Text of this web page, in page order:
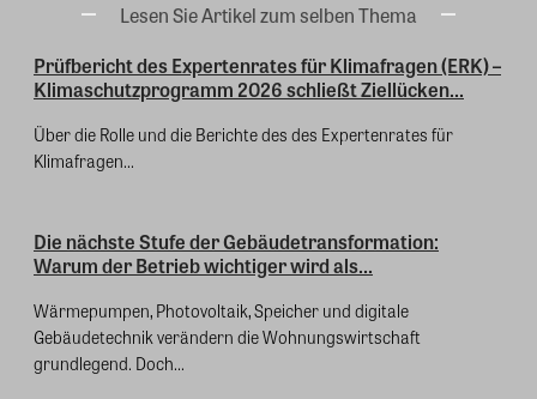
Lesen Sie Artikel zum selben Thema
Prüfbericht des Expertenrates für Klimafragen (ERK) –
Klimaschutzprogramm 2026 schließt Ziellücken...
Über die Rolle und die Berichte des des Expertenrates für
Klimafragen...
Die nächste Stufe der Gebäudetransformation:
Warum der Betrieb wichtiger wird als...
Wärmepumpen, Photovoltaik, Speicher und digitale
Gebäudetechnik verändern die Wohnungswirtschaft
grundlegend. Doch...